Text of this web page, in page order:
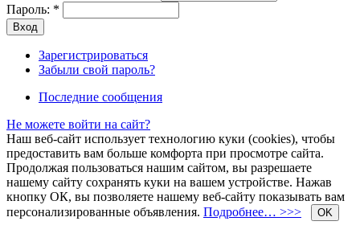
Пароль: *
Зарегистрироваться
Забыли свой пароль?
Последние сообщения
Не можете войти на сайт?
Наш веб-сайт использует технологию куки (cookies), чтобы
предоставить вам больше комфорта при просмотре сайта.
Продолжая пользоваться нашим сайтом, вы разрешаете
нашему сайту сохранять куки на вашем устройстве. Нажав
кнопку ОК, вы позволяете нашему веб-сайту показывать вам
персонализированные объявления. Подробнее… >>> OK